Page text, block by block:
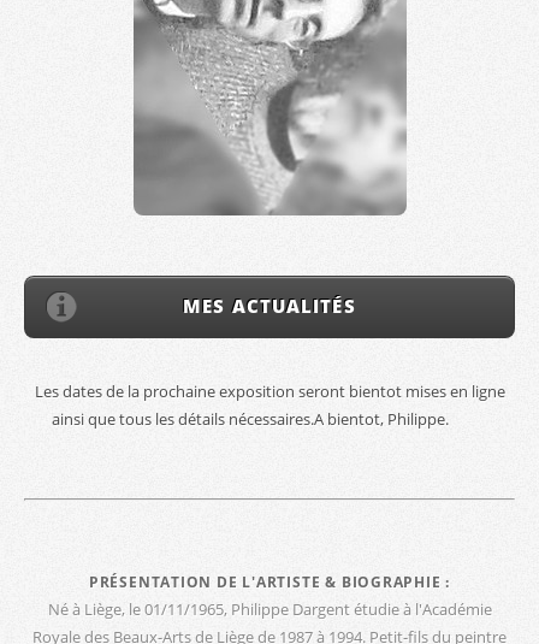
MES ACTUALITÉS
Les dates de la prochaine exposition seront bientot mises en ligne
ainsi que tous les détails nécessaires.A bientot, Philippe.
PRÉSENTATION DE L'ARTISTE & BIOGRAPHIE :
Né à Liège, le 01/11/1965, Philippe Dargent étudie à l'Académie
Royale des Beaux-Arts de Liège de 1987 à 1994. Petit-fils du peintre